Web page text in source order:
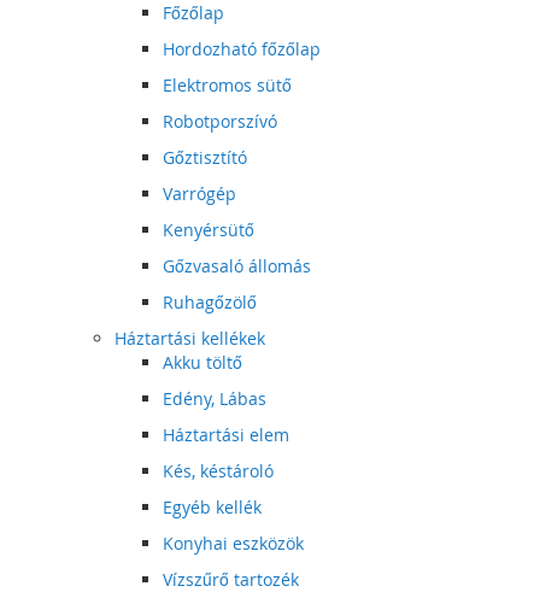
Főzőlap
Hordozható főzőlap
Elektromos sütő
Robotporszívó
Gőztisztító
Varrógép
Kenyérsütő
Gőzvasaló állomás
Ruhagőzölő
Háztartási kellékek
Akku töltő
Edény, Lábas
Háztartási elem
Kés, késtároló
Egyéb kellék
Konyhai eszközök
Vízszűrő tartozék